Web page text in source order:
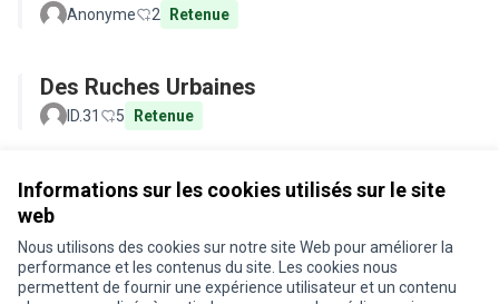
Informations sur les cookies utilisés sur le site
web
Nous utilisons des cookies sur notre site Web pour améliorer la
performance et les contenus du site. Les cookies nous
permettent de fournir une expérience utilisateur et un contenu
Anonyme 2 Retenue
Des Ruches Urbaines
ID.31 5 Retenue
Conditions d'utilisation
Paramètres des cookies
Je participe ! sur X
Je participe ! sur Facebook
Je participe ! sur Instagram